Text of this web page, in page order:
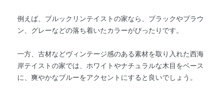
例えば、ブルックリンテイストの家なら、ブラックやブラウ
ン、グレーなどの落ち着いたカラーがぴったりです。
一方、古材などヴィンテージ感のある素材を取り入れた西海
岸テイストの家では、ホワイトやナチュラルな木目をベース
に、爽やかなブルーをアクセントにすると良いでしょう。